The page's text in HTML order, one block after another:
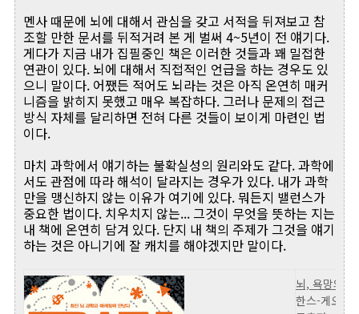
멘사 때문에 뇌에 대해서 관심을 갖고 서적을 뒤져보고 참
조할 만한 문서를 뒤적거려 본 게 벌써 4~5년이 전 얘기다.
게다가 지금 내가 집필중인 책은 이러한 것들과 꽤 밀접한
연관이 있다. 뇌에 대해서 직접적인 언급을 하는 경우도 있
으니 말이다. 어쨌든 적어도 뇌라는 것은 아직 온연히 매커
니즘을 밝히지 못했고 매우 복잡하다. 그러나 문제의 접근
방식 자체를 달리하면 전혀 다른 것들이 보이게 마련인 법
이다.
마치 과학에서 얘기하는 불확실성의 원리와도 같다. 과학에
서도 관점에 따라 해석이 달라지는 경우가 있다. 내가 과학
만을 맹신하지 않는 이유가 여기에 있다. 뭐든지 밸런스가
중요한 법이다. 치우치지 않는... 그것이 무엇을 뜻하는 지는
내 책에 온연히 담겨 있다. 단지 내 책의 주제가 그것을 얘기
하는 것은 아니기에 잘 캐치를 해야겠지만 말이다.
뇌, 욕망의
한스-게오르